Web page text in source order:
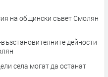
на общински съвет Смолян
дейности
села могат да останат